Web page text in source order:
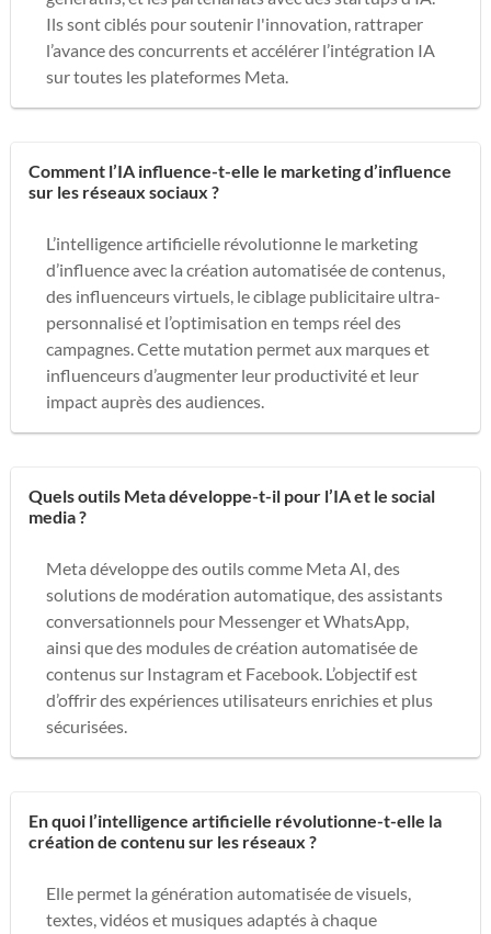
Ils sont ciblés pour soutenir l'innovation, rattraper
l’avance des concurrents et accélérer l’intégration IA
sur toutes les plateformes Meta.
Comment l’IA influence-t-elle le marketing d’influence
sur les réseaux sociaux ?
L’intelligence artificielle révolutionne le marketing
d’influence avec la création automatisée de contenus,
des influenceurs virtuels, le ciblage publicitaire ultra-
personnalisé et l’optimisation en temps réel des
campagnes. Cette mutation permet aux marques et
influenceurs d’augmenter leur productivité et leur
impact auprès des audiences.
Quels outils Meta développe-t-il pour l’IA et le social
media ?
Meta développe des outils comme Meta AI, des
solutions de modération automatique, des assistants
conversationnels pour Messenger et WhatsApp,
ainsi que des modules de création automatisée de
contenus sur Instagram et Facebook. L’objectif est
d’offrir des expériences utilisateurs enrichies et plus
sécurisées.
En quoi l’intelligence artificielle révolutionne-t-elle la
création de contenu sur les réseaux ?
Elle permet la génération automatisée de visuels,
textes, vidéos et musiques adaptés à chaque